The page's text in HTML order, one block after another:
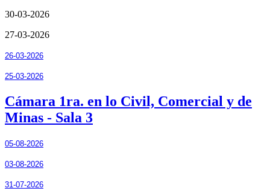
30-03-2026
27-03-2026
26-03-2026
25-03-2026
Cámara 1ra. en lo Civil, Comercial y de
Minas - Sala 3
05-08-2026
03-08-2026
31-07-2026